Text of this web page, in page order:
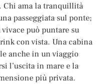
Chi ama la tranquillità
passeggiata sul ponte;
può puntare su
con vista. Una cabina
anche in un viaggio
l’uscita in mare e la
più privata.